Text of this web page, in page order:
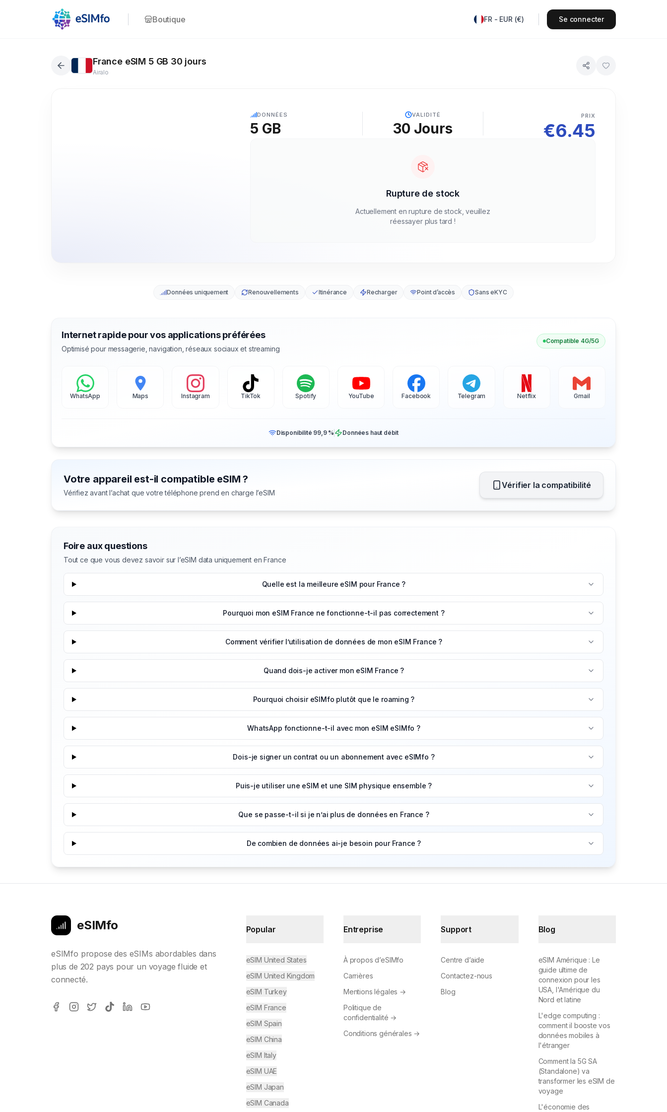
Boutique FR - EUR (€) Se connecter
France eSIM 5 GB 30 jours
Airalo
DONNÉES
5 GB
VALIDITÉ
30 Jours
PRIX
€6.45
Rupture de stock
Actuellement en rupture de stock, veuillez
réessayer plus tard !
Données uniquement Renouvellements Itinérance Recharger Point d’accès Sans eKYC
Internet rapide pour vos applications préférées
Optimisé pour messagerie, navigation, réseaux sociaux et streaming
Compatible 4G/5G
WhatsApp Maps Instagram TikTok Spotify YouTube Facebook Telegram Netflix Gmail
Disponibilité 99,9 % Données haut débit
Votre appareil est-il compatible eSIM ?
Vérifiez avant l’achat que votre téléphone prend en charge l’eSIM
Vérifier la compatibilité
Foire aux questions
Tout ce que vous devez savoir sur l’eSIM data uniquement en France
Quelle est la meilleure eSIM pour France ?
Pourquoi mon eSIM France ne fonctionne-t-il pas correctement ?
Comment vérifier l’utilisation de données de mon eSIM France ?
Quand dois-je activer mon eSIM France ?
Pourquoi choisir eSIMfo plutôt que le roaming ?
WhatsApp fonctionne-t-il avec mon eSIM eSIMfo ?
Dois-je signer un contrat ou un abonnement avec eSIMfo ?
Puis-je utiliser une eSIM et une SIM physique ensemble ?
Que se passe-t-il si je n’ai plus de données en France ?
De combien de données ai-je besoin pour France ?
eSIMfo
eSIMfo propose des eSIMs abordables dans
plus de 202 pays pour un voyage fluide et
connecté.
Popular
eSIM United States
eSIM United Kingdom
eSIM Turkey
eSIM France
eSIM Spain
eSIM China
eSIM Italy
eSIM UAE
eSIM Japan
eSIM Canada
Entreprise
À propos d’eSIMfo
Carrières
Mentions légales →
Politique de
confidentialité →
Conditions générales →
Support
Centre d’aide
Contactez-nous
Blog
Blog
eSIM Amérique : Le
guide ultime de
connexion pour les
USA, l'Amérique du
Nord et latine
L'edge computing :
comment il booste vos
données mobiles à
l'étranger
Comment la 5G SA
(Standalone) va
transformer les eSIM de
voyage
L'économie des